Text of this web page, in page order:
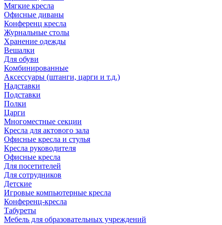
Мягкие кресла
Офисные диваны
Конференц кресла
Журнальные столы
Хранение одежды
Вешалки
Для обуви
Комбинированные
Аксессуары (штанги, царги и т.д.)
Надставки
Подставки
Полки
Царги
Многоместные секции
Кресла для актового зала
Офисные кресла и стулья
Кресла руководителя
Офисные кресла
Для посетителей
Для сотрудников
Детские
Игровые компьютерные кресла
Конференц-кресла
Табуреты
Мебель для образовательных учреждений